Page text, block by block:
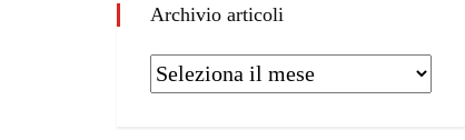
Archivio articoli